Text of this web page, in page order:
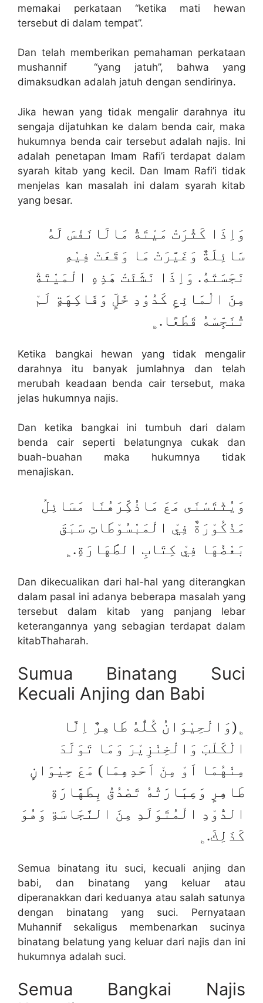
memakai perkataan “ketika mati hewan
tersebut di dalam tempat”.
Dan telah memberikan pemahaman perkataan
mushannif “yang jatuh”, bahwa yang
dimaksudkan adalah jatuh dengan sendirinya.
Jika hewan yang tidak mengalir darahnya itu
sengaja dijatuhkan ke dalam benda cair, maka
hukumnya benda cair tersebut adalah najis. Ini
adalah penetapan Imam Rafi’i terdapat dalam
syarah kitab yang kecil. Dan Imam Rafi’i tidak
menjelas kan masalah ini dalam syarah kitab
yang besar.
وَاِذَا كَثُرَتْ مَيْتَةُ مَالَانَفْسَ لَهُ
سَائِلَةٌ وَغَيَّرَتْ مَا وَقَعَتْ فِيْهِ
نَجَسَتْهُ. وَاِذَا نَشَئَتْ هَذِهِ الْمَيْتَةُ
مِنَ الْمَائِعِ كَدُوْدِ خَلٍّ وَفَاكِهَةٍ لَمْ
تُنَجِّسْهُ قَطْعًا.﯁
Ketika bangkai hewan yang tidak mengalir
darahnya itu banyak jumlahnya dan telah
merubah keadaan benda cair tersebut, maka
jelas hukumnya najis.
Dan ketika bangkai ini tumbuh dari dalam
benda cair seperti belatungnya cukak dan
buah-buahan maka hukumnya tidak
menajiskan.
وَيُثْتَسْنَى مَعَ مَاذُكِّرَهُنَا مَسَائِلُ
مَذْكُوْرَةٌ فِيْ الْمَبْسُوْطَاتِ سَبَقَ
بَعْضُهَا فِيْ كِتَابِ الطَّهَارَةِ.﯁
Dan dikecualikan dari hal-hal yang diterangkan
dalam pasal ini adanya beberapa masalah yang
tersebut dalam kitab yang panjang lebar
keterangannya yang sebagian terdapat dalam
kitabThaharah.
Sumua Binatang Suci
Kecuali Anjing dan Babi
﯁(وَالْحِيْوَانُ كُلُّهُ طَاهِرٌ اِلَّا
الْكَلْبَ وَالْخِنْزِيْرَ وَمَا تَوَلَدَ
مِنْهُمَا اَوْ مِنْ اَحَدِهِمَا) مَعَ حِيْوَانٍ
طَاهِرٍ وَعِبَارَتُهُ تَصْدُقُ بِطَهَّارَةِ
الدُّوْدِ الْمُتَوَلَدِ مِنَ النَّجَاسَةِ وَهُوَ
كَذَلِكَ.﯁
Semua binatang itu suci, kecuali anjing dan
babi, dan binatang yang keluar atau
diperanakkan dari keduanya atau salah satunya
dengan binatang yang suci. Pernyataan
Muhannif sekaligus membenarkan sucinya
binatang belatung yang keluar dari najis dan ini
hukumnya adalah suci.
Semua Bangkai Najis